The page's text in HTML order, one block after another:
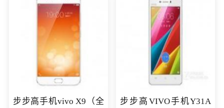
步步高手机vivo X9（全
步步高VIVO手机Y31A